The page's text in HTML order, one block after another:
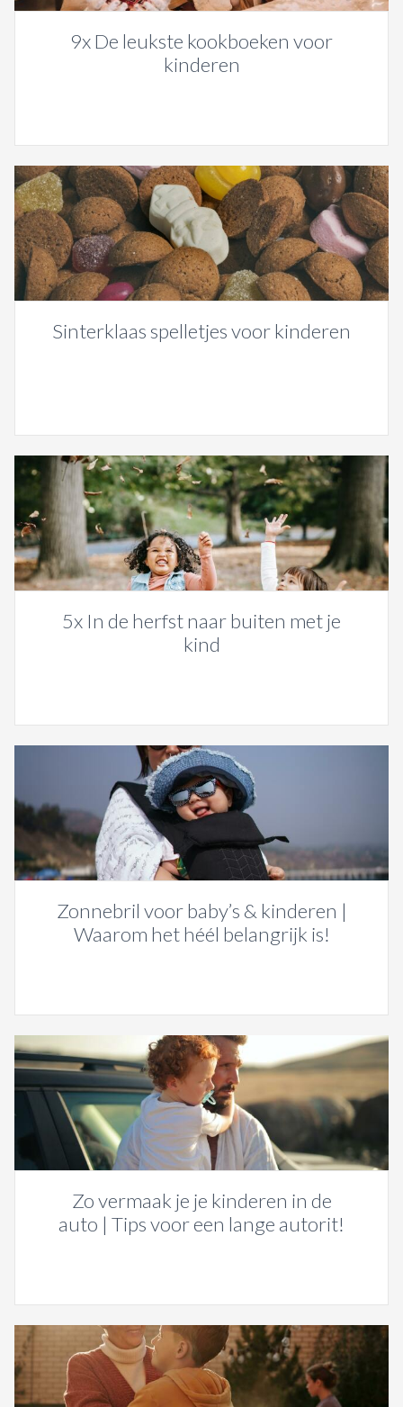
9x De leukste kookboeken voor
kinderen
Sinterklaas spelletjes voor kinderen
5x In de herfst naar buiten met je
kind
Zonnebril voor baby’s & kinderen |
Waarom het héél belangrijk is!
Zo vermaak je je kinderen in de
auto | Tips voor een lange autorit!